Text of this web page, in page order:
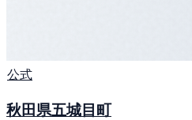
公式
秋田県五城目町